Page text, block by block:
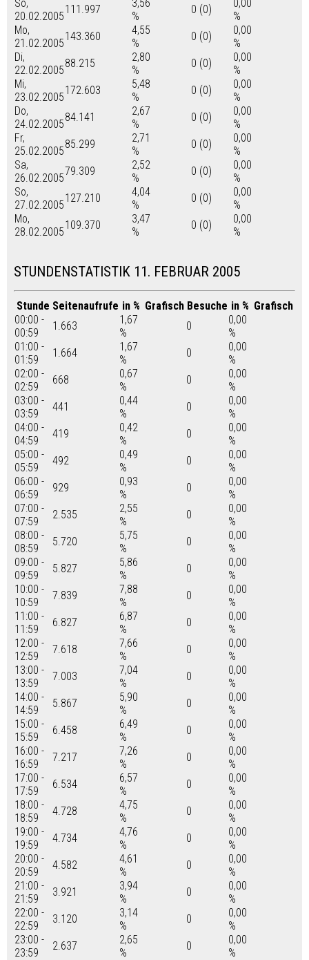
So,
20.02.2005
111.997
3,56
%
0 (0)
0,00
%
Mo,
21.02.2005
143.360
4,55
%
0 (0)
0,00
%
Di,
22.02.2005
88.215
2,80
%
0 (0)
0,00
%
Mi,
23.02.2005
172.603
5,48
%
0 (0)
0,00
%
Do,
24.02.2005
84.141
2,67
%
0 (0)
0,00
%
Fr,
25.02.2005
85.299
2,71
%
0 (0)
0,00
%
Sa,
26.02.2005
79.309
2,52
%
0 (0)
0,00
%
So,
27.02.2005
127.210
4,04
%
0 (0)
0,00
%
Mo,
28.02.2005
109.370
3,47
%
0 (0)
0,00
%
STUNDENSTATISTIK 11. FEBRUAR 2005
Stunde Seitenaufrufe in % Grafisch Besuche in % Grafisch
00:00 -
00:59
1.663
1,67
%
0
0,00
%
01:00 -
01:59
1.664
1,67
%
0
0,00
%
02:00 -
02:59
668
0,67
%
0
0,00
%
03:00 -
03:59
441
0,44
%
0
0,00
%
04:00 -
04:59
419
0,42
%
0
0,00
%
05:00 -
05:59
492
0,49
%
0
0,00
%
06:00 -
06:59
929
0,93
%
0
0,00
%
07:00 -
07:59
2.535
2,55
%
0
0,00
%
08:00 -
08:59
5.720
5,75
%
0
0,00
%
09:00 -
09:59
5.827
5,86
%
0
0,00
%
10:00 -
10:59
7.839
7,88
%
0
0,00
%
11:00 -
11:59
6.827
6,87
%
0
0,00
%
12:00 -
12:59
7.618
7,66
%
0
0,00
%
13:00 -
13:59
7.003
7,04
%
0
0,00
%
14:00 -
14:59
5.867
5,90
%
0
0,00
%
15:00 -
15:59
6.458
6,49
%
0
0,00
%
16:00 -
16:59
7.217
7,26
%
0
0,00
%
17:00 -
17:59
6.534
6,57
%
0
0,00
%
18:00 -
18:59
4.728
4,75
%
0
0,00
%
19:00 -
19:59
4.734
4,76
%
0
0,00
%
20:00 -
20:59
4.582
4,61
%
0
0,00
%
21:00 -
21:59
3.921
3,94
%
0
0,00
%
22:00 -
22:59
3.120
3,14
%
0
0,00
%
23:00 -
23:59
2.637
2,65
%
0
0,00
%